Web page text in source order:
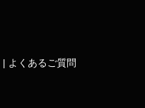
| よくあるご質問